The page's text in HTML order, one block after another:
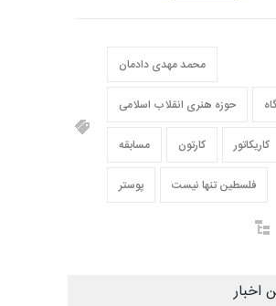
محمد مهدی دادمان
حوزه هنری انقلاب اسلامی
مسابقه کارتون کاریکاتور
پوستر فلسطین تنها نیست
اخبار